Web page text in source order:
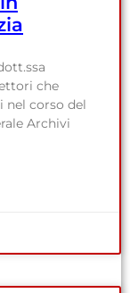
che
nel corso del
Archivi